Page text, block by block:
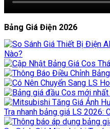
Bảng Giá Điện 2026
Nào?
Tra nhanh bảng giá LS 2026: